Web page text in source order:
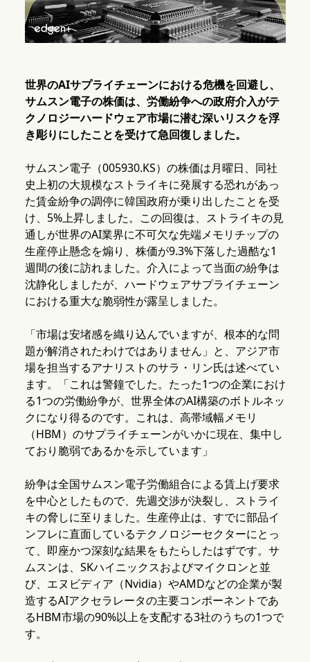
世界のAIサプライチェーンにおける危機を回避し、
サムスン電子の株価は、労働紛争への政府介入がテ
クノロジーハードウェア市場に潜む深いリスクを浮
き彫りにしたことを受けて急回復しました。
サムスン電子（005930.KS）の株価は月曜日、同社
史上初の大規模なストライキに発展する恐れがあっ
た賃金紛争の調停に韓国政府が乗り出したことを受
け、5%上昇しました。この回復は、ストライキの見
通しが世界のAI業界に不可欠な先端メモリチップの
生産停止懸念を煽り、株価が9.3%下落した過酷な1
週間の後に訪れました。介入によって当面の紛争は
沈静化しましたが、ハードウェアサプライチェーン
における重大な脆弱性が露呈しました。
「市場は安堵感を織り込んでいますが、根本的な問
題が解消されたわけではありません」と、アジア市
場を担当するアナリストのサラ・リン氏は述べてい
ます。「これは警鐘でした。たった1つの企業におけ
る1つの労働紛争が、世界全体のAI構築のボトルネッ
クになり得るのです。これは、高帯域幅メモリ
（HBM）のサプライチェーンがいかに現在、集中し
ており脆弱であるかを示しています」
紛争は全国サムスン電子労働組合による賃上げ要求
を中心としたもので、先週交渉が決裂し、ストライ
キの脅しに至りました。生産停止は、すでに部品イ
ンフレに直面しているテクノロジーセクターにとっ
て、即座かつ深刻な結果をもたらしたはずです。サ
ムスンは、SKハイニックスおよびマイクロンと並
び、エヌビディア（Nvidia）やAMDなどの企業が製
造するAIアクセラレータの主要コンポーネントであ
るHBM市場の90%以上を支配する3社のうちの1つで
す。